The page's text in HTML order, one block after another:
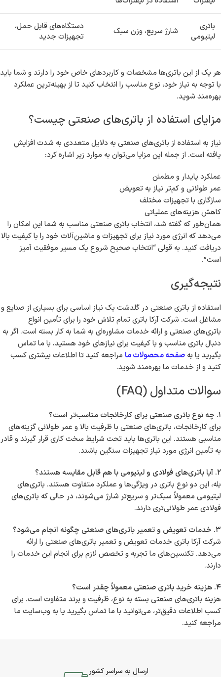
باتری
لیتیومی
شارژ سریع، وزن سبک
دستگاه‌های قابل حمل،
تجهیزات جدید
هر یک از این باتری‌ها مشخصات و کاربردهای خاص خود را دارند و شما باید
با توجه به نیاز خود، نوع مناسب را انتخاب کنید تا از بهینه‌ترین عملکرد
بهره‌مند شوید.
مزایای استفاده از باتری‌های صنعتی چیست؟
نیاز به استفاده از باتری‌های صنعتی به دلایل متعددی به شدت افزایش
یافته است. از جمله این مزایا می‌توان به موارد زیر اشاره کرد:
عملکرد پایدار و مطمئن
عمر طولانی و کم‌تر نیاز به تعویض
سازگاری با تجهیزات مختلف
کاهش هزینه‌های عملیاتی
همان‌طور که گفته شد، انتخاب باتری صنعتی مناسب به شما این امکان را
می‌دهد که انرژی مورد نیاز برای تجهیزات و ماشین‌آلات خود را با کیفیت بالا
دریافت کنید. به قولی “انتخاب صحیح شروع یک مسیر موفقیت آمیز
است”.
نتیجه‌گیری
استفاده از باتری صنعتی در گلدشت یک نیاز اساسی برای بسیاری از صنایع و
مشاغل است. شرکت آرکا باتری تمام تلاش خود را برای تأمین انواع
باتری‌های صنعتی و ارائه خدمات مشاوره‌ای به شما به کار بسته است. اگر به
دنبال باتری مناسب و با کیفیت برای نیازهای خود هستید، با ما تماس
بگیرید یا به صفحه محصولات ما مراجعه کنید تا اطلاعات بیشتری کسب
کنید و از خدمات ما بهره‌مند شوید.
سوالات متداول (FAQ)
۱. چه نوع باتری صنعتی برای کارخانجات مناسب‌تر است؟
برای کارخانجات، باتری‌های صنعتی با ظرفیت بالا و عمر طولانی گزینه‌های
مناسبی هستند. این باتری‌ها باید تحت شرایط سخت کاری قرار گیرند و قادر
به تأمین انرژی مورد نیاز تجهیزات سنگین باشند.
۲. آیا باتری‌های فولادی و لیتیومی با هم قابل مقایسه هستند؟
بله، این دو نوع باتری در ویژگی‌ها و عملکرد متفاوت هستند. باتری‌های
لیتیومی معمولاً سبک‌تر و سریع‌تر شارژ می‌شوند، در حالی که باتری‌های
فولادی عمر طولانی‌تری دارند.
۳. خدمات تعویض و تعمیر باتری‌های صنعتی چگونه انجام می‌شود؟
شرکت آرکا باتری خدمات تعویض و تعمیر باتری‌های صنعتی را ارائه
می‌دهد. تکنسین‌های ما تجربه و تخصص لازم برای انجام این خدمات را
دارند.
۴. هزینه خرید باتری صنعتی معمولاً چقدر است؟
هزینه باتری‌های صنعتی بسته به نوع، ظرفیت و برند متفاوت است. برای
کسب اطلاعات دقیق‌تر، می‌توانید با ما تماس بگیرید یا به وب‌سایت ما
مراجعه کنید.
ارسال به سراسر کشور